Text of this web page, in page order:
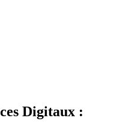
Digitaux :